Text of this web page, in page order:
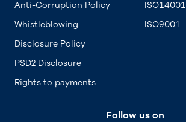
Anti-Corruption Policy
Whistleblowing
Disclosure Policy
PSD2 Disclosure
Rights to payments
ISO14001
ISO9001
Follow us on